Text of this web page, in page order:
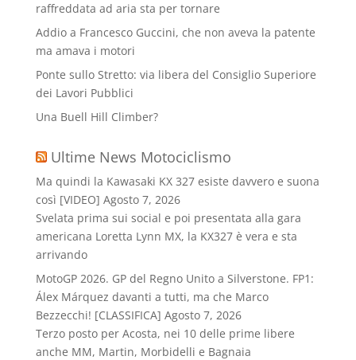
raffreddata ad aria sta per tornare
Addio a Francesco Guccini, che non aveva la patente
ma amava i motori
Ponte sullo Stretto: via libera del Consiglio Superiore
dei Lavori Pubblici
Una Buell Hill Climber?
Ultime News Motociclismo
Ma quindi la Kawasaki KX 327 esiste davvero e suona
così [VIDEO] Agosto 7, 2026
Svelata prima sui social e poi presentata alla gara
americana Loretta Lynn MX, la KX327 è vera e sta
arrivando
MotoGP 2026. GP del Regno Unito a Silverstone. FP1:
Álex Márquez davanti a tutti, ma che Marco
Bezzecchi! [CLASSIFICA] Agosto 7, 2026
Terzo posto per Acosta, nei 10 delle prime libere
anche MM, Martin, Morbidelli e Bagnaia